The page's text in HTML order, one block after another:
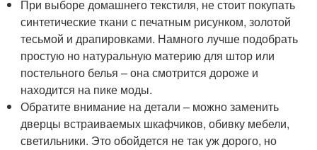
При выборе домашнего текстиля, не стоит покупать
синтетические ткани с печатным рисунком, золотой
тесьмой и драпировками. Намного лучше подобрать
простую но натуральную материю для штор или
постельного белья – она смотрится дороже и
находится на пике моды.
Обратите внимание на детали – можно заменить
дверцы встраиваемых шкафчиков, обивку мебели,
светильники. Это обойдется не так уж дорого, но